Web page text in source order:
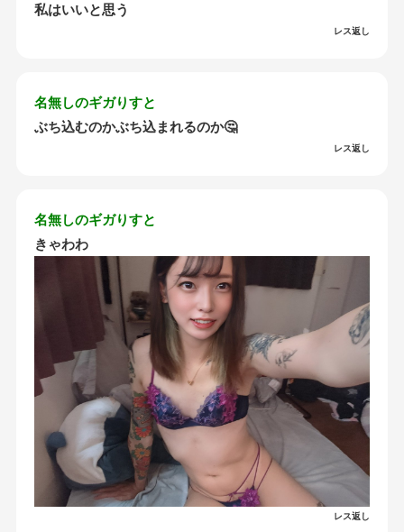
私はいいと思う
レス返し
名無しのギガりすと
ぶち込むのかぶち込まれるのか🤔
レス返し
名無しのギガりすと
きゃわわ
レス返し